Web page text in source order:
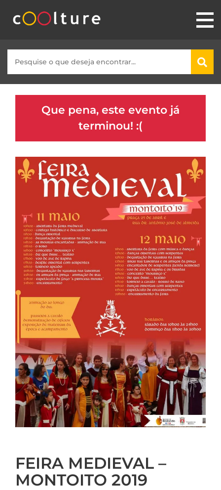
Que pena, este evento já
terminou! :(
FEIRA MEDIEVAL –
MONTOITO 2019